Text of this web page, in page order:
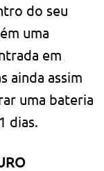
do seu
uma
em
ainda assim
uma bateria
dias.